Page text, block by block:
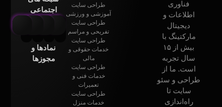
فناوری
اطلاعات و
دیجیتال
مارکتینگ با
بیش از ۱۵
سال تجربه
است. ما از
طراحی و سئو
سایت تا
راه‌اندازی
طراحی سایت
آموزشی و ورزشی
طراحی سایت
تفریحی و مراسم
طراحی سایت
خدمات حقوقی و
طراحی سایت
خدمات فنی و
تعمیرات
طراحی سایت
خدمات منزل
اجتماعی
نمادها و
مجوزها